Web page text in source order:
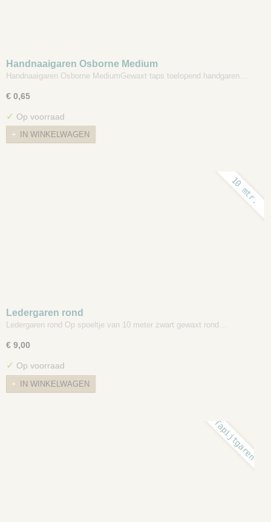
Handnaaigaren Osborne Medium
Handnaaigaren Osborne MediumGewaxt taps toelopend handgaren…
€ 0,65
✓ Op voorraad
IN WINKELWAGEN
10 mtr.
Ledergaren rond
Ledergaren rond Op spoeltje van 10 meter zwart gewaxt rond…
€ 9,00
✓ Op voorraad
IN WINKELWAGEN
Tapijtgaren